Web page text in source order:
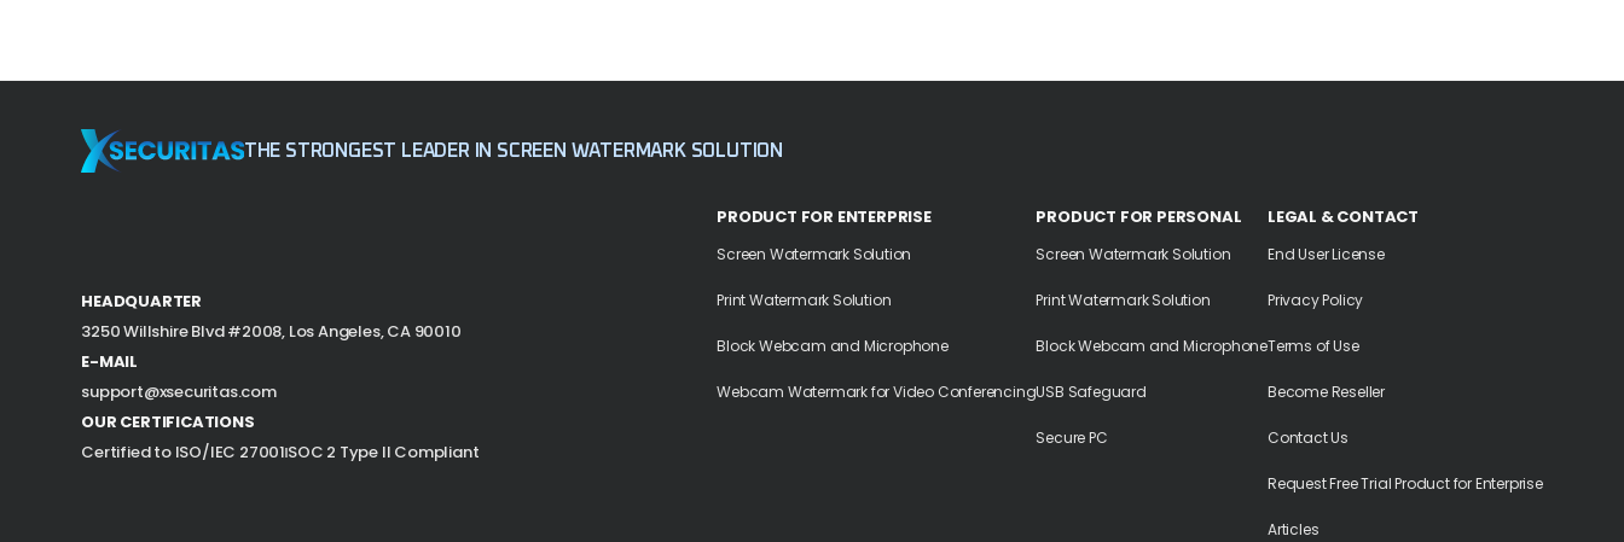
THE STRONGEST LEADER IN SCREEN WATERMARK SOLUTION
HEADQUARTER
3250 Willshire Blvd #2008, Los Angeles, CA 90010
E-MAIL
support@xsecuritas.com
OUR CERTIFICATIONS
Certified to ISO/IEC 27001 SOC 2 Type II Compliant
PRODUCT FOR ENTERPRISE
Screen Watermark Solution
Print Watermark Solution
Block Webcam and Microphone
Webcam Watermark for Video Conferencing
PRODUCT FOR PERSONAL
Screen Watermark Solution
Print Watermark Solution
Block Webcam and Microphone
USB Safeguard
Secure PC
LEGAL & CONTACT
End User License
Privacy Policy
Terms of Use
Become Reseller
Contact Us
Request Free Trial Product for Enterprise
Articles